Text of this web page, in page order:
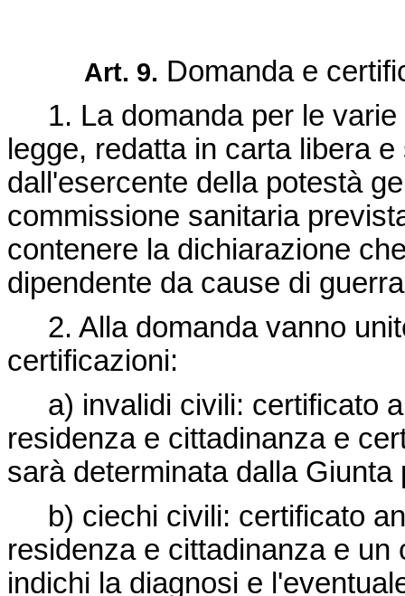
Art. 9. Domanda e
1. La domanda per le varie
legge, redatta in carta libera
dall'esercente della potestà
commissione sanitaria
contenere la dichiarazione
dipendente da cause di
2. Alla domanda vanno
certificazioni:
a) invalidi civili: certificato
residenza e cittadinanza e
sarà determinata dalla
b) ciechi civili: certificato
residenza e cittadinanza e
indichi la diagnosi e